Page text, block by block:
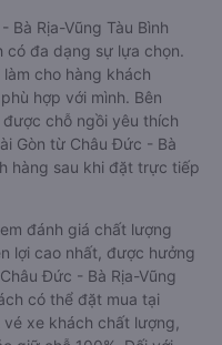
Bà Rịa-Vũng Tàu Bình
có đa dạng sự lựa chọn.
cho hàng khách
hợp với mình. Bên
chỗ ngồi yêu thích
Gòn từ Châu Đức - Bà
hàng sau khi đặt trực tiếp
đánh giá chất lượng
lợi cao nhất, được hưởng
Đức - Bà Rịa-Vũng
có thể đặt mua tại
xe khách chất lượng,